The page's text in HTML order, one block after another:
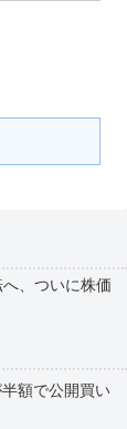
、ついに株価
額で公開買い